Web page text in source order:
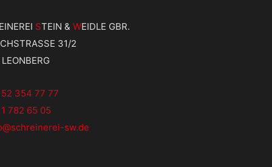
STEIN & WEIDLE GBR.
31/2
354 77 77
782 65 05
sw.de